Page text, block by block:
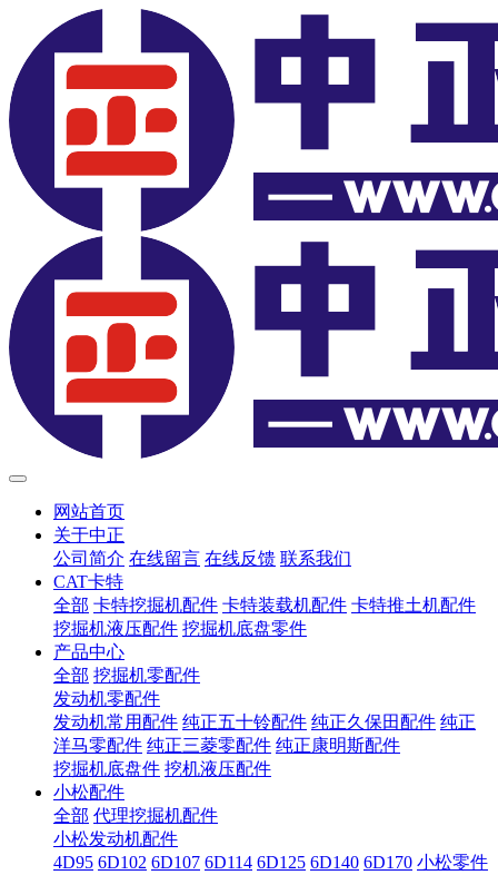
网站首页
关于中正
公司简介 在线留言 在线反馈 联系我们
CAT卡特
全部 卡特挖掘机配件 卡特装载机配件 卡特推土机配件
挖掘机液压配件 挖掘机底盘零件
产品中心
全部 挖掘机零配件
发动机零配件
发动机常用配件 纯正五十铃配件 纯正久保田配件 纯正
洋马零配件 纯正三菱零配件 纯正康明斯配件
挖掘机底盘件 挖机液压配件
小松配件
全部 代理挖掘机配件
小松发动机配件
4D95 6D102 6D107 6D114 6D125 6D140 6D170 小松零件